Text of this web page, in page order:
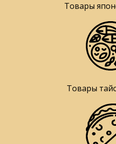
Товары
Товары